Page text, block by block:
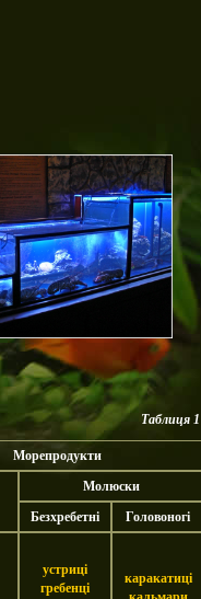
Таблиця 1
Морепродукти
Молюски
Безхребетні
Головоногі
устриці
гребенці
каракатиці